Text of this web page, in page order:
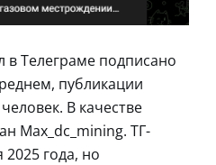
Телеграме подписано
публикации
В качестве
Max_dc_mining. ТГ-
2025 года, но